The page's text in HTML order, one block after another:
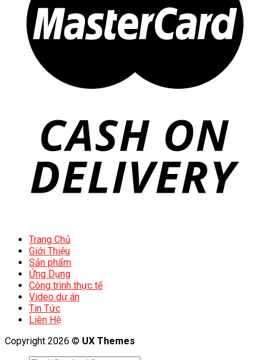
Trang Chủ
Giới Thiệu
Sản phẩm
Ứng Dụng
Công trình thực tế
Video dự án
Tin Tức
Liên Hệ
Copyright 2026 © UX Themes